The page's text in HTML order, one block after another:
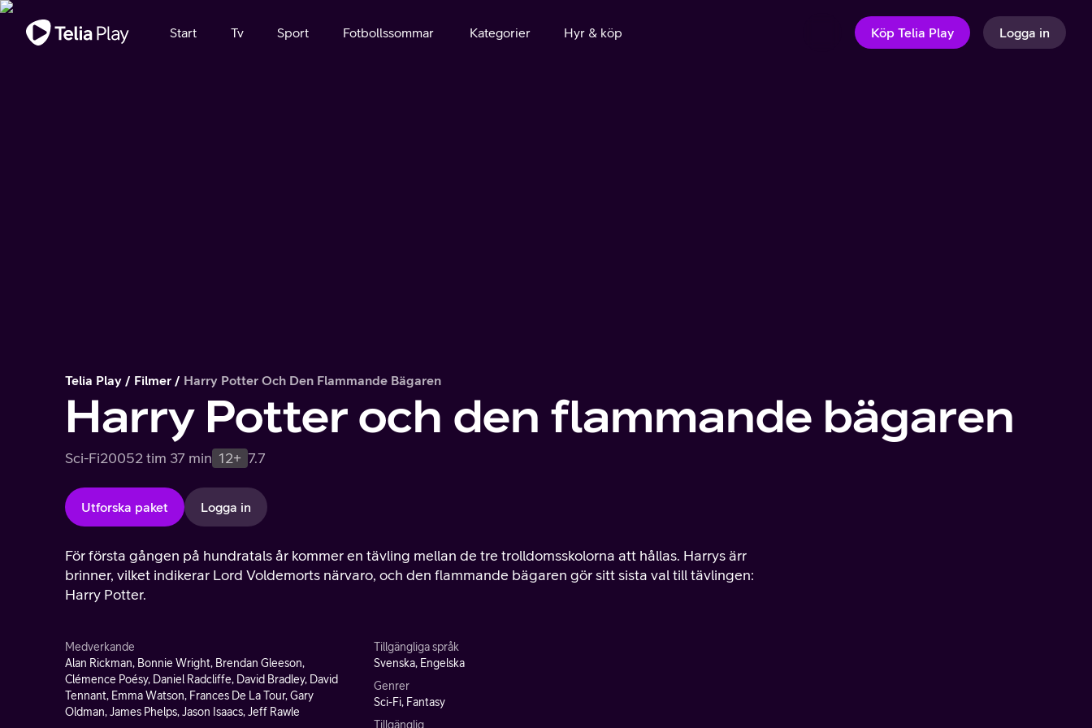
Viktigt meddelande
Start Tv Sport Fotbollssommar Kategorier Hyr & köp Köp Telia Play Logga in
Telia Play Filmer Harry Potter Och Den Flammande Bägaren
Harry Potter och den flammande bägaren
Sci-Fi20052 tim 37 min 12+ 7.7
Utforska paket Logga in
För första gången på hundratals år kommer en tävling mellan de tre trolldomsskolorna att hållas. Harrys ärr
brinner, vilket indikerar Lord Voldemorts närvaro, och den flammande bägaren gör sitt sista val till tävlingen:
Harry Potter.
Medverkande
Alan Rickman, Bonnie Wright, Brendan Gleeson,
Clémence Poésy, Daniel Radcliffe, David Bradley, David
Tennant, Emma Watson, Frances De La Tour, Gary
Oldman, James Phelps, Jason Isaacs, Jeff Rawle
Tillgängliga språk
Svenska, Engelska
Genrer
Sci-Fi, Fantasy
Tillgänglig